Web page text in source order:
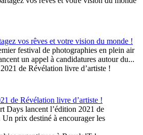
vos rêves et votre vision du monde !
festival de photographies en plein air
un appel à candidatures autour du...
de Révélation livre d’artiste !
Days lancent l’édition 2021 de
prix destiné à encourager les